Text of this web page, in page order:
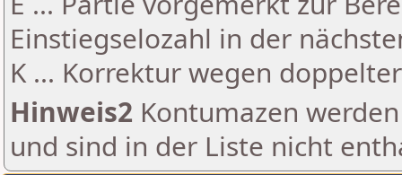
Einstiegselozahl in der
K ... Korrektur wegen
Hinweis2 Kontumazen
und sind in der Liste nicht